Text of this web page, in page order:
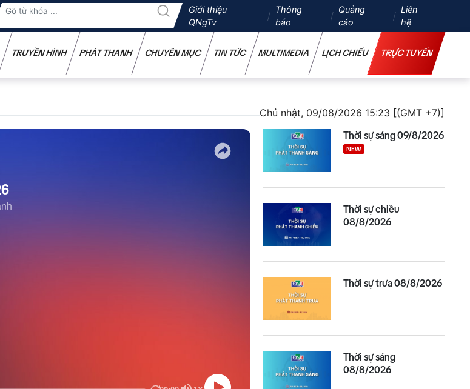
Giới thiệu
QNgTv
Thông
báo
Quảng
cáo
Liên
hệ
TRUYỀN HÌNH PHÁT THANH CHUYÊN MỤC TIN TỨC MULTIMEDIA LỊCH CHIẾU TRỰC TUYẾN
Chủ nhật, 09/08/2026 15:23 [(GMT +7)]
Thời sự sáng 09/8/2026
NEW
Thời sự chiều
08/8/2026
Thời sự trưa 08/8/2026
Thời sự sáng
08/8/2026